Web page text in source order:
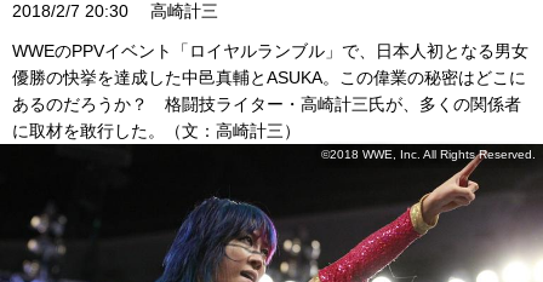
2018/2/7 20:30 高崎計三
WWEのPPVイベント「ロイヤルランブル」で、日本人初となる男女
優勝の快挙を達成した中邑真輔とASUKA。この偉業の秘密はどこに
あるのだろうか？ 格闘技ライター・高崎計三氏が、多くの関係者
に取材を敢行した。（文：高崎計三）
©2018 WWE, Inc. All Rights Reserved.